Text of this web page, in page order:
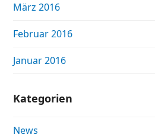
März 2016
Februar 2016
Januar 2016
Kategorien
News